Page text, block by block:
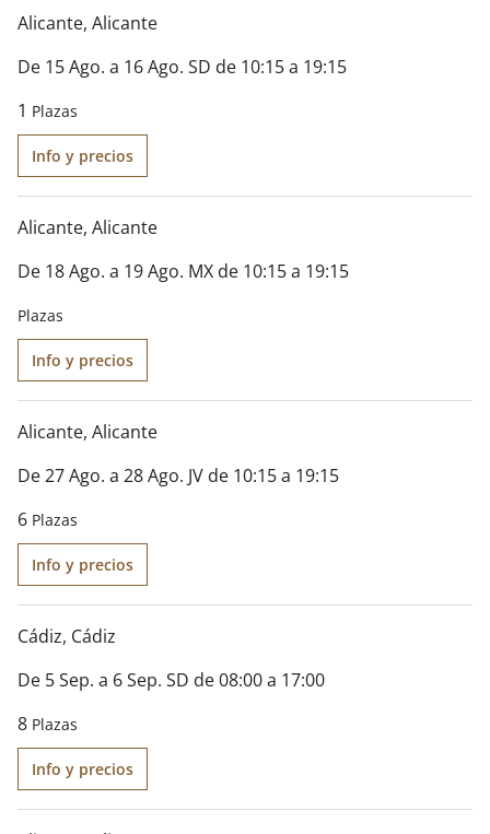
Alicante, Alicante
De 15 Ago. a 16 Ago. SD de 10:15 a 19:15
1 Plazas
Info y precios
Alicante, Alicante
De 18 Ago. a 19 Ago. MX de 10:15 a 19:15
Plazas
Info y precios
Alicante, Alicante
De 27 Ago. a 28 Ago. JV de 10:15 a 19:15
6 Plazas
Info y precios
Cádiz, Cádiz
De 5 Sep. a 6 Sep. SD de 08:00 a 17:00
8 Plazas
Info y precios